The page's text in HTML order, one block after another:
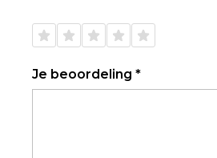
de 5
de 5
de 5
de 5
de 5
Je beoordeling *